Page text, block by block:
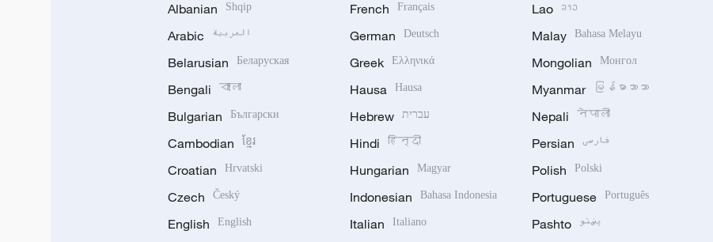
Albanian Shqip
Arabic العربية
Belarusian Беларуская
Bengali বাংলা
Bulgarian Български
Cambodian ខ្មែរ
Croatian Hrvatski
Czech Český
English English
French Français
German Deutsch
Greek Ελληνικά
Hausa Hausa
Hebrew עברית
Hindi हिन्दी
Hungarian Magyar
Indonesian Bahasa Indonesia
Italian Italiano
Lao ລາວ
Malay Bahasa Melayu
Mongolian Монгол
Myanmar မြန်မာဘာသာ
Nepali नेपाली
Persian فارسی
Polish Polski
Portuguese Português
Pashto پښتو